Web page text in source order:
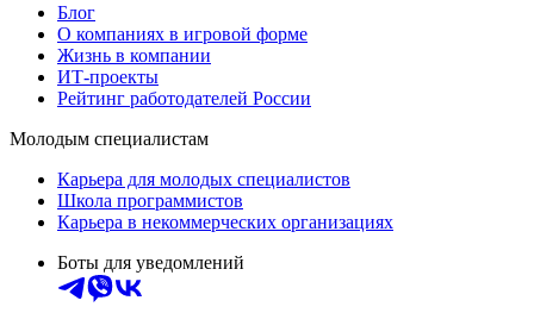
Блог
О компаниях в игровой форме
Жизнь в компании
ИТ-проекты
Рейтинг работодателей России
Молодым специалистам
Карьера для молодых специалистов
Школа программистов
Карьера в некоммерческих организациях
Боты для уведомлений